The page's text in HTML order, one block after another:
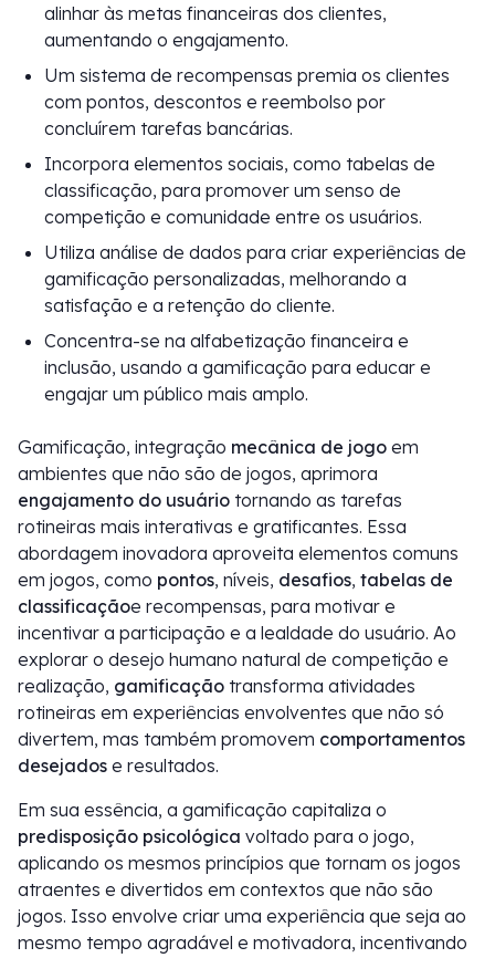
alinhar às metas financeiras dos clientes,
aumentando o engajamento.
Um sistema de recompensas premia os clientes
com pontos, descontos e reembolso por
concluírem tarefas bancárias.
Incorpora elementos sociais, como tabelas de
classificação, para promover um senso de
competição e comunidade entre os usuários.
Utiliza análise de dados para criar experiências de
gamificação personalizadas, melhorando a
satisfação e a retenção do cliente.
Concentra-se na alfabetização financeira e
inclusão, usando a gamificação para educar e
engajar um público mais amplo.
Gamificação, integração mecânica de jogo em
ambientes que não são de jogos, aprimora
engajamento do usuário tornando as tarefas
rotineiras mais interativas e gratificantes. Essa
abordagem inovadora aproveita elementos comuns
em jogos, como pontos, níveis, desafios, tabelas de
classificaçãoe recompensas, para motivar e
incentivar a participação e a lealdade do usuário. Ao
explorar o desejo humano natural de competição e
realização, gamificação transforma atividades
rotineiras em experiências envolventes que não só
divertem, mas também promovem comportamentos
desejados e resultados.
Em sua essência, a gamificação capitaliza o
predisposição psicológica voltado para o jogo,
aplicando os mesmos princípios que tornam os jogos
atraentes e divertidos em contextos que não são
jogos. Isso envolve criar uma experiência que seja ao
mesmo tempo agradável e motivadora, incentivando